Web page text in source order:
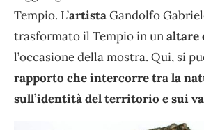
Tempio. L’artistaGandolfo
trasformato il Tempio in unaltare
l’occasione della mostra. Qui, si
rapporto che intercorre tra la
sull’identità del territorio e sui